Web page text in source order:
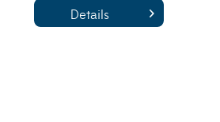
Details